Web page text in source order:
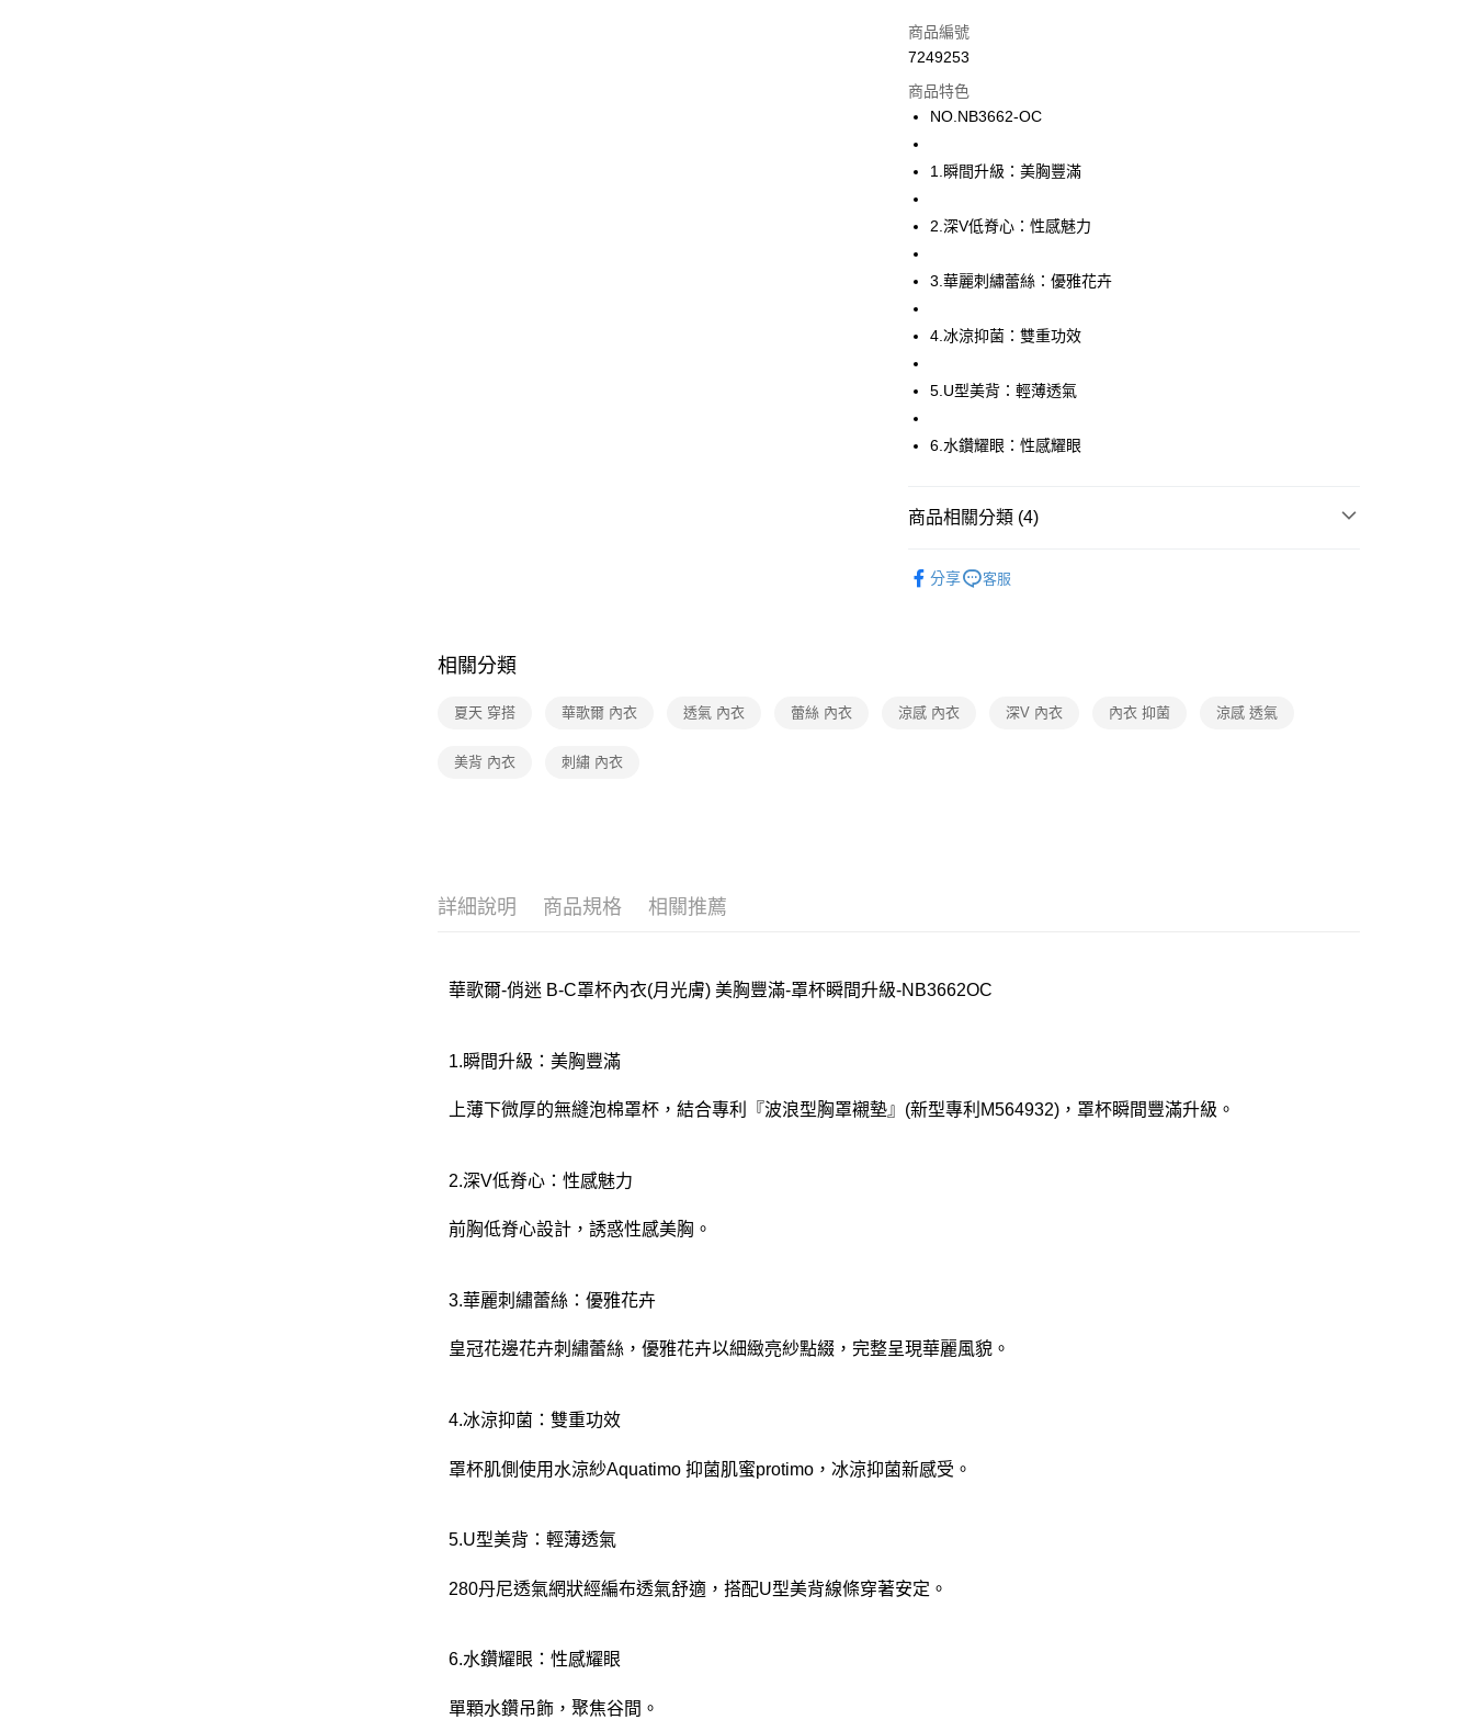
街口支付
ATM付款
運送方式
全家取貨付款
每筆NT$80，滿NT$1,000(含以上)免運費
付款後全家取貨
每筆NT$80，滿NT$1,000(含以上)免運費
7-11取貨付款
付款後7-11取貨
每筆NT$80，滿NT$1,000(含以上)免運費
每筆NT$80，滿NT$1,000(含以上)免運費
每筆NT$220
商品編號
7249253
商品特色
NO.NB3662-OC
1.瞬間升級：美胸豐滿
2.深V低脊心：性感魅力
3.華麗刺繡蕾絲：優雅花卉
4.冰涼抑菌：雙重功效
5.U型美背：輕薄透氣
6.水鑽耀眼：性感耀眼
商品相關分類 (4)
分享 客服
相關分類
夏天 穿搭 華歌爾 內衣 透氣 內衣 蕾絲 內衣 涼感 內衣 深V 內衣 內衣 抑菌 涼感 透氣
美背 內衣 刺繡 內衣
詳細說明 商品規格 相關推薦
華歌爾-俏迷 B-C罩杯內衣(月光膚) 美胸豐滿-罩杯瞬間升級-NB3662OC
1.瞬間升級：美胸豐滿
上薄下微厚的無縫泡棉罩杯，結合專利『波浪型胸罩襯墊』(新型專利M564932)，罩杯瞬間豐滿升級。
2.深V低脊心：性感魅力
前胸低脊心設計，誘惑性感美胸。
3.華麗刺繡蕾絲：優雅花卉
皇冠花邊花卉刺繡蕾絲，優雅花卉以細緻亮紗點綴，完整呈現華麗風貌。
4.冰涼抑菌：雙重功效
罩杯肌側使用水涼紗Aquatimo 抑菌肌蜜protimo，冰涼抑菌新感受。
5.U型美背：輕薄透氣
280丹尼透氣網狀經編布透氣舒適，搭配U型美背線條穿著安定。
6.水鑽耀眼：性感耀眼
單顆水鑽吊飾，聚焦谷間。